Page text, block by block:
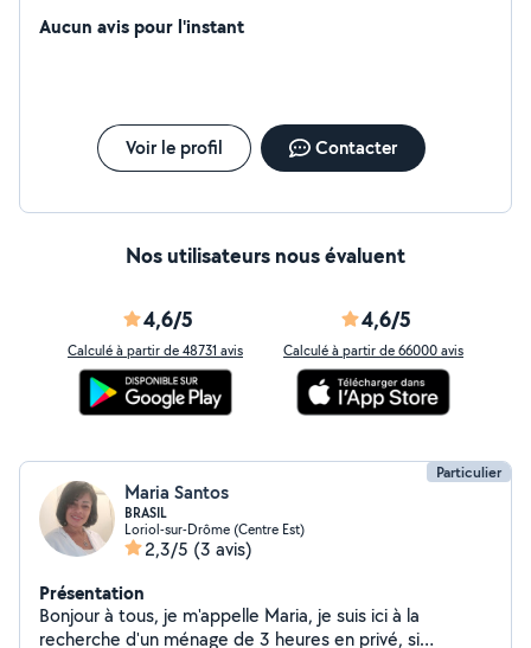
Aucun avis pour l'instant
Voir le profil Contacter
Nos utilisateurs nous évaluent
4,6/5
Calculé à partir de 48731 avis
4,6/5
Calculé à partir de 66000 avis
Particulier
Maria Santos
BRASIL
Loriol-sur-Drôme (Centre Est)
2,3/5 (3 avis)
Présentation
Bonjour à tous, je m'appelle Maria, je suis ici à la
recherche d'un ménage de 3 heures en privé, si